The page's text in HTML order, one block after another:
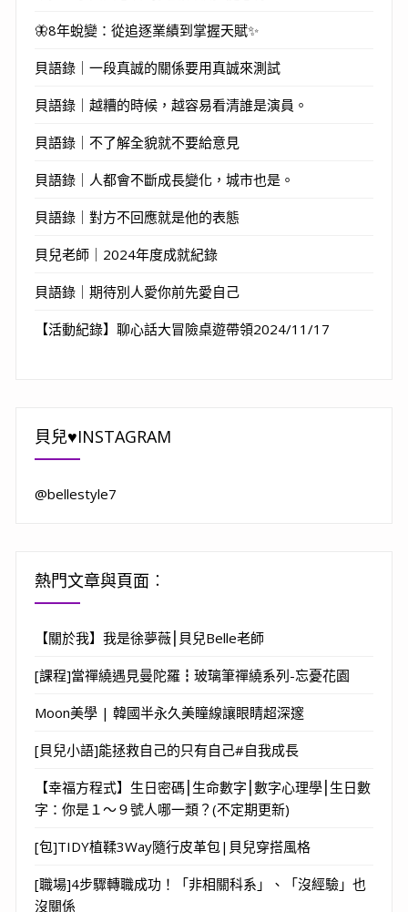
🦋8年蛻變：從追逐業績到掌握天賦✨
貝語錄｜一段真誠的關係要用真誠來測試
貝語錄｜越糟的時候，越容易看清誰是演員。
貝語錄｜不了解全貌就不要給意見
貝語錄｜人都會不斷成長變化，城市也是。
貝語錄｜對方不回應就是他的表態
貝兒老師｜2024年度成就紀錄
貝語錄｜期待別人愛你前先愛自己
【活動紀錄】聊心話大冒險桌遊帶領2024/11/17
貝兒♥INSTAGRAM
@bellestyle7
熱門文章與頁面︰
【關於我】我是徐夢薇⎮貝兒Belle老師
[課程]當禪繞遇見曼陀羅┇玻璃筆禪繞系列-忘憂花園
Moon美學 | 韓國半永久美瞳線讓眼睛超深邃
[貝兒小語]能拯救自己的只有自己#自我成長
【幸福方程式】生日密碼⎮生命數字⎮數字心理學⎮生日數
字：你是１～９號人哪一類？(不定期更新)
[包]TIDY植鞣3Way隨行皮革包|貝兒穿搭風格
[職場]4步驟轉職成功！「非相關科系」、「沒經驗」也
沒關係